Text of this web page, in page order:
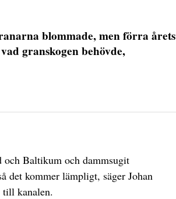
blommade, men förra årets
granskogen behövde,
Baltikum och dammsugit
det kommer lämpligt, säger Johan
till kanalen.